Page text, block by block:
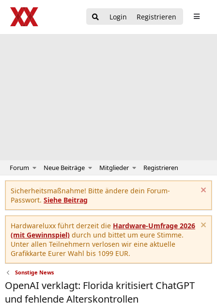
Login Registrieren
Forum Neue Beiträge Mitglieder Registrieren
Sicherheitsmaßnahme! Bitte ändere dein Forum-
Passwort. Siehe Beitrag
Hardwareluxx führt derzeit die Hardware-Umfrage 2026
(mit Gewinnspiel) durch und bittet um eure Stimme.
Unter allen Teilnehmern verlosen wir eine aktuelle
Grafikkarte Eurer Wahl bis 1099 EUR.
Sonstige News
OpenAI verklagt: Florida kritisiert ChatGPT
und fehlende Alterskontrollen